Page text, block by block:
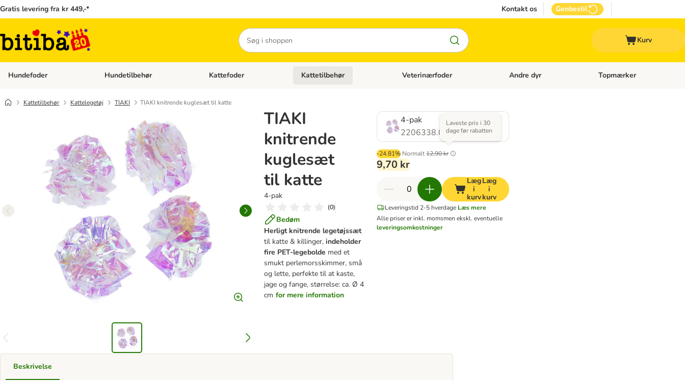
Gratis levering fra kr 449,-* Kontakt os Genbestil
Søg
Kurv
Hundefoder Åben kategori menu: Hundefoder
Hundetilbehør Åben kategori menu: Hundetilbehør
Kattefoder Åben kategori menu: Kattefoder
Kattetilbehør Åben kategori menu: Kattetilbehør
Veterinærfoder Åben kategori menu: Veterinærfoder
Andre dyr Åben kategori menu: Andre
Topmærker
Kattetilbehør Kattelegetøj TIAKI TIAKI knitrende kuglesæt til katte
TIAKI
knitrende
kuglesæt
til katte
4-pak
(0)
Bedøm
Herligt knitrende legetøjssæt
til katte & killinger, indeholder
fire PET-legebolde med et
smukt perlemorsskimmer, små
og lette, perfekte til at kaste,
jage og fange, størrelse: ca. Ø 4
cm for mere information
4-pak
2206338.0
-24.81% Normalt12,90 kr
Laveste pris i 30
dage før rabatten
9,70 kr
Læg
i
kurv
Læg
i
kurv
Leveringstid 2-5 hverdage Læs mere
Alle priser er inkl. momsmen ekskl. eventuelle
leveringsomkostninger
Beskrivelse